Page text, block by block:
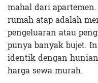
mahal dari
rumah atap adalah
pengeluaran atau
punya banyak bujet.
identik dengan
harga sewa murah.